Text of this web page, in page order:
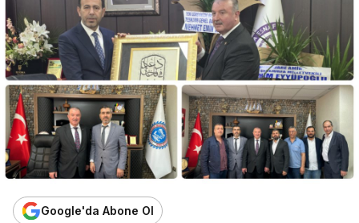
Google'da Abone Ol